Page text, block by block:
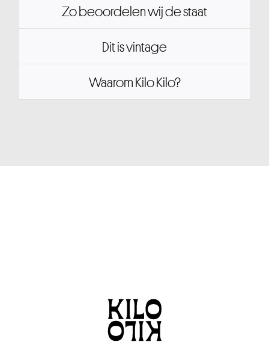
Zo beoordelen wij de staat
Dit is vintage
Waarom Kilo Kilo?